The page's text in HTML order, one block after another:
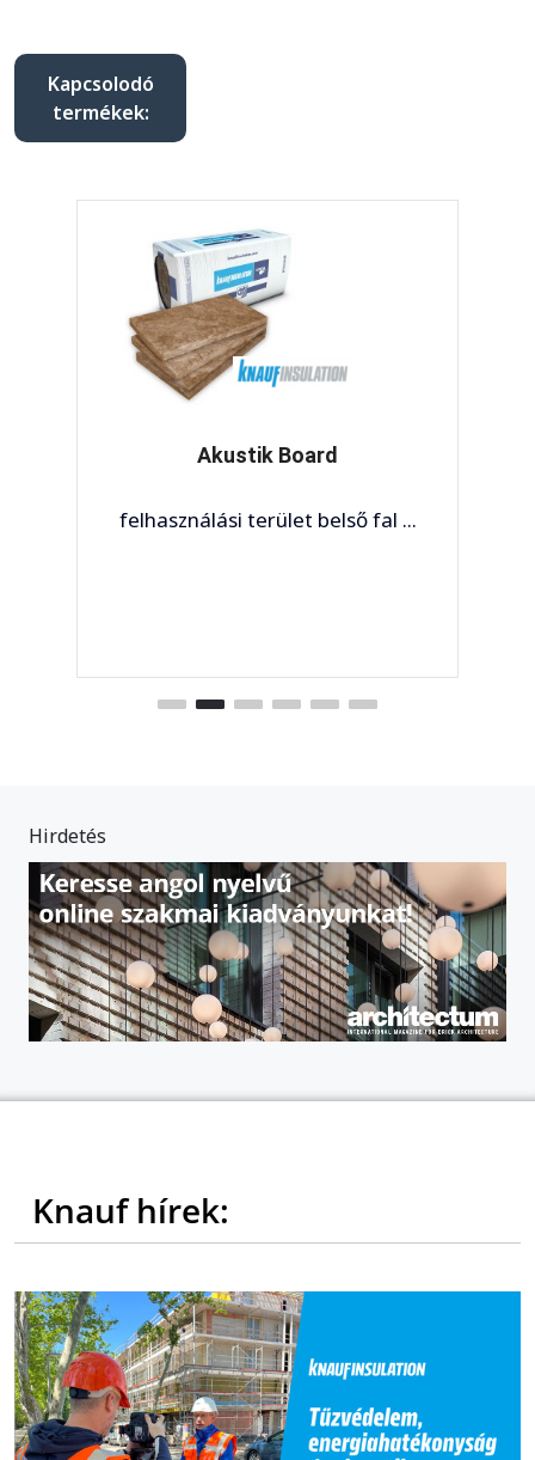
Kapcsolodó
termékek:
Akustik Board
felhasználási terület belső fal ...
Hirdetés
Knauf hírek: